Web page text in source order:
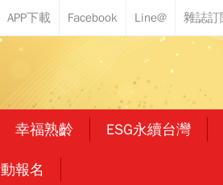
幸福熟齡 ESG永續台灣
報名